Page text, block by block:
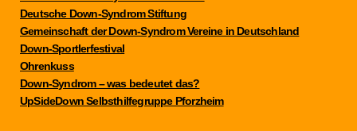
Deutsche Down-Syndrom Stiftung
Gemeinschaft der Down-Syndrom Vereine in Deutschland
Down-Sportlerfestival
Ohrenkuss
Down-Syndrom – was bedeutet das?
UpSideDown Selbsthilfegruppe Pforzheim